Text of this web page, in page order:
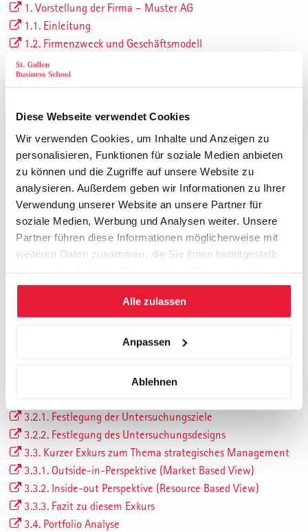
Diese Webseite verwendet Cookies
Wir verwenden Cookies, um Inhalte und Anzeigen zu
personalisieren, Funktionen für soziale Medien anbieten
zu können und die Zugriffe auf unsere Website zu
analysieren. Außerdem geben wir Informationen zu Ihrer
Verwendung unserer Website an unsere Partner für
soziale Medien, Werbung und Analysen weiter. Unsere
Partner führen diese Informationen möglicherweise mit
weiteren Daten zusammen, die Sie ihnen bereitgestellt
gesammelt haben.
Alle zulassen
Anpassen
Ablehnen
1. Vorstellung der Firma – Muster AG
1.1. Einleitung
1.2. Firmenzweck und Geschäftsmodell
1.3. Organisation und Management
1.4. Produkte und Dienstleistungen
1.4.2. «Index X»
1.4.2.1. Produktbeschreibung
1.4.2.2. Print Auflage und online Reichweite
1.4.2.3. Preise für Hersteller und Innenarchitekten
1.4.2.4. Online Performance Report 2009-2012
1.5. Markt, Wettbewerb und Kundensegmente
1.6. Finanzen (anonymisiert)
2. Zielsetzung, Vorgehen und Aufbau der Arbeit
2.1. Problemstellung
2.2. Zielsetzung
3. Marktuntersuchung und Portfolio Analysen – Ein Exkurs
3.2.1. Festlegung der Untersuchungsziele
3.2.2. Festlegung des Untersuchungsdesigns
3.3. Kurzer Exkurs zum Thema strategisches Management
3.3.1. Outside-in-Perspektive (Market Based View)
3.3.2. Inside-out Perspektive (Resource Based View)
3.3.3. Fazit zu diesem Exkurs
3.4. Portfolio Analyse